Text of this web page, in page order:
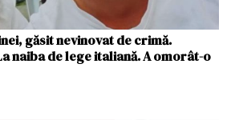
găsit nevinovat de crimă.
naiba de lege italiană. A omorât-o